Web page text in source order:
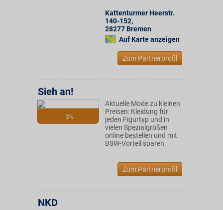
Kattenturmer Heerstr.
140-152,
28277 Bremen
Auf Karte anzeigen
Zum Partnerprofil
3%
Sieh an!
Aktuelle Mode zu kleinen
Preisen: Kleidung für
jeden Figurtyp und in
vielen Spezialgrößen
online bestellen und mit
BSW-Vorteil sparen.
Zum Partnerprofil
NKD